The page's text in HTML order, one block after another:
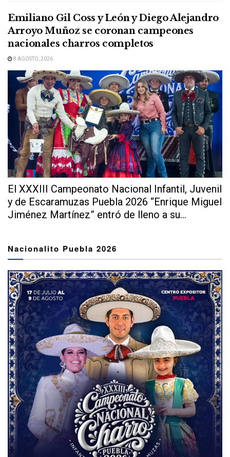
Emiliano Gil Coss y León y Diego Alejandro
Arroyo Muñoz se coronan campeones
nacionales charros completos
8 AGOSTO, 2026
El XXXIII Campeonato Nacional Infantil, Juvenil
y de Escaramuzas Puebla 2026 “Enrique Miguel
Jiménez Martínez” entró de lleno a su...
Nacionalito Puebla 2026